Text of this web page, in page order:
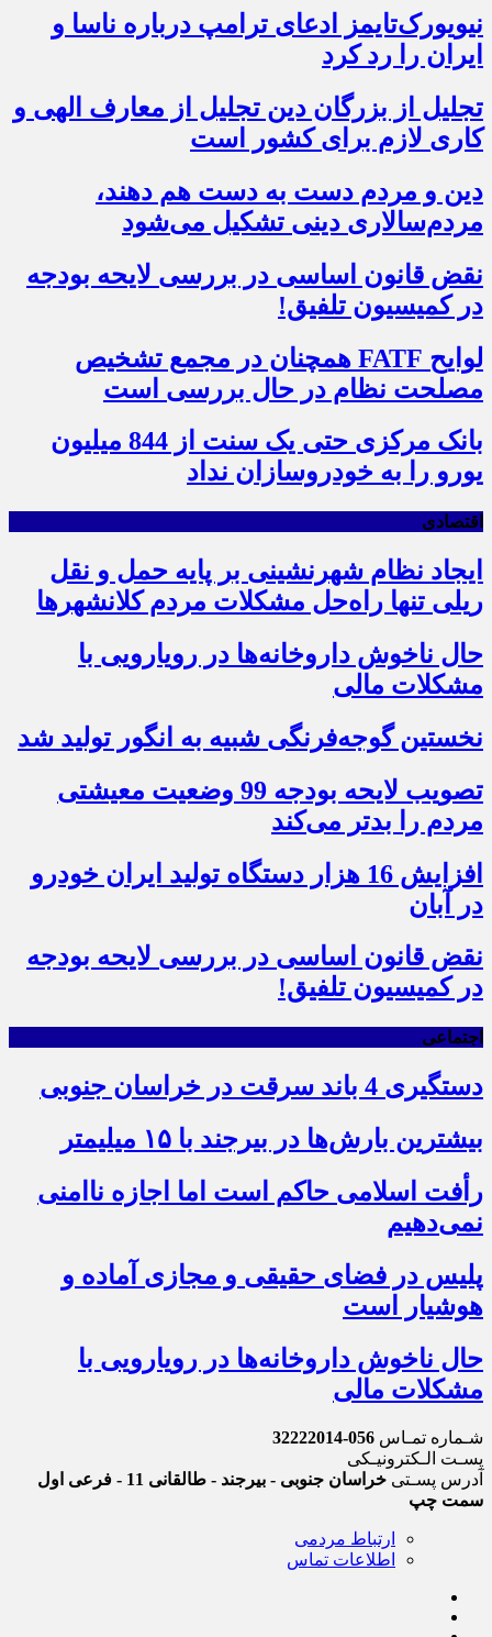
نیویورک‌تایمز ادعای ترامپ درباره ناسا و
ایران را رد کرد
تجلیل از بزرگان دین تجلیل از معارف الهی و
کاری لازم برای کشور است
دین و مردم دست به‌ دست هم دهند،
مردم‌سالاری دینی تشکیل می‌شود
نقض قانون اساسی در بررسی لایحه بودجه
در کمیسیون تلفیق!
لوایح FATF همچنان در مجمع تشخیص
مصلحت نظام در حال بررسی است
بانک مرکزی حتی یک سنت از 844 میلیون
یورو را به خودروسازان نداد
اقتصادی
ایجاد نظام شهرنشینی بر پایه حمل و نقل
ریلی تنها راه‌حل مشکلات مردم کلانشهرها
حال ناخوش داروخانه‌ها در رویارویی با
مشکلات مالی
نخستین گوجه‌فرنگی شبیه به انگور تولید شد
تصویب لایحه بودجه 99 وضعیت معیشتی
مردم را بدتر می‌کند
افزایش 16 هزار دستگاه تولید ایران خودرو
در آبان
نقض قانون اساسی در بررسی لایحه بودجه
در کمیسیون تلفیق!
اجتماعی
دستگیری 4 باند سرقت در خراسان جنوبی
بیشترین بارش‌ها در بیرجند با ۱۵ میلیمتر
رأفت اسلامی حاکم است اما اجازه ناامنی
نمی‌دهیم
پلیس در فضای حقیقی و مجازی آماده و
هوشیار است
حال ناخوش داروخانه‌ها در رویارویی با
مشکلات مالی
شـماره تمـاس 056-32222014
پسـت الـکترونیـکی
آدرس پسـتی
خراسان جنوبی - بیرجند - طالقانی 11 - فرعی اول
سمت چپ
ارتباط مردمی
اطلاعات تماس